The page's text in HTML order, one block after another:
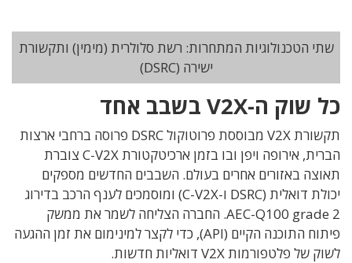
שתי הטכנולוגיות המתחרות: רשת סלולרית (מימין) ותקשורת
ישירה (DSRC)
כל שוק ה-V2X בשבב אחד
תקשורת V2X מבוססת פרוטוקול DSRC פרוסה ברחבי ארצות
הברית, אירופה ויפן ובו בזמן ארכיטקטורת C-V2X צוברת
תאוצה באזורים אחרים בעולם. השבבים החדשים מספקים
יכולת דואלית (DSRC ו-C-V2X) ומוסמכים לענף הרכב בדירוג
AEC-Q100 grade 2. החברה הצליחה לשמר את ממשק
פיתוח התוכנה הקיים (API), כדי לקצר למינימום את זמן ההגעה
לשוק של פלטפורמות V2X דואליות חדשות.